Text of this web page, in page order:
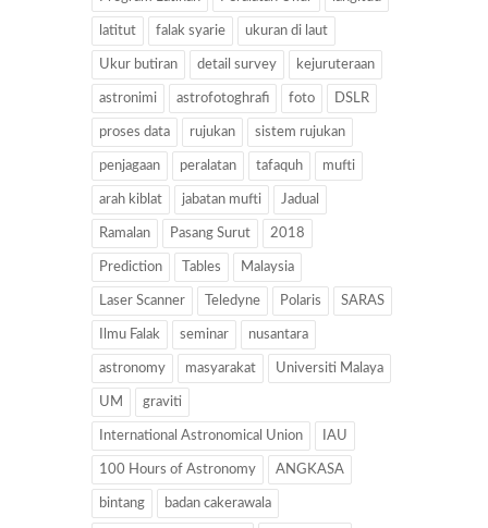
latitut falak syarie ukuran di laut
Ukur butiran detail survey kejuruteraan
astronimi astrofotoghrafi foto DSLR
proses data rujukan sistem rujukan
penjagaan peralatan tafaquh mufti
arah kiblat jabatan mufti Jadual
Ramalan Pasang Surut 2018
Prediction Tables Malaysia
Laser Scanner Teledyne Polaris SARAS
Ilmu Falak seminar nusantara
astronomy masyarakat Universiti Malaya
UM graviti
International Astronomical Union IAU
100 Hours of Astronomy ANGKASA
bintang badan cakerawala